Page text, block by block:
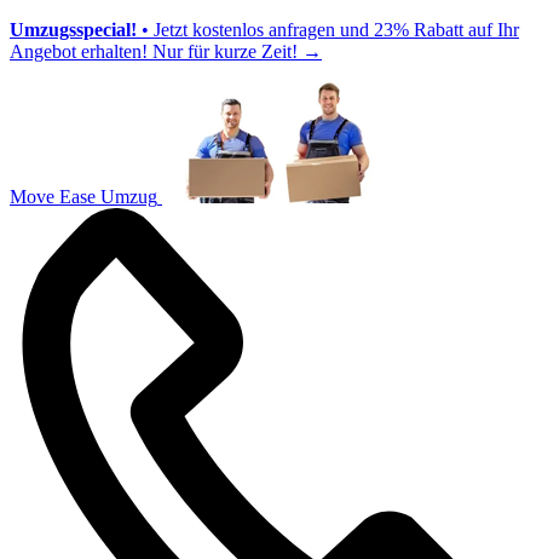
Umzugsspecial! • Jetzt kostenlos anfragen und 23% Rabatt auf Ihr
Angebot erhalten! Nur für kurze Zeit! →
Move Ease Umzug